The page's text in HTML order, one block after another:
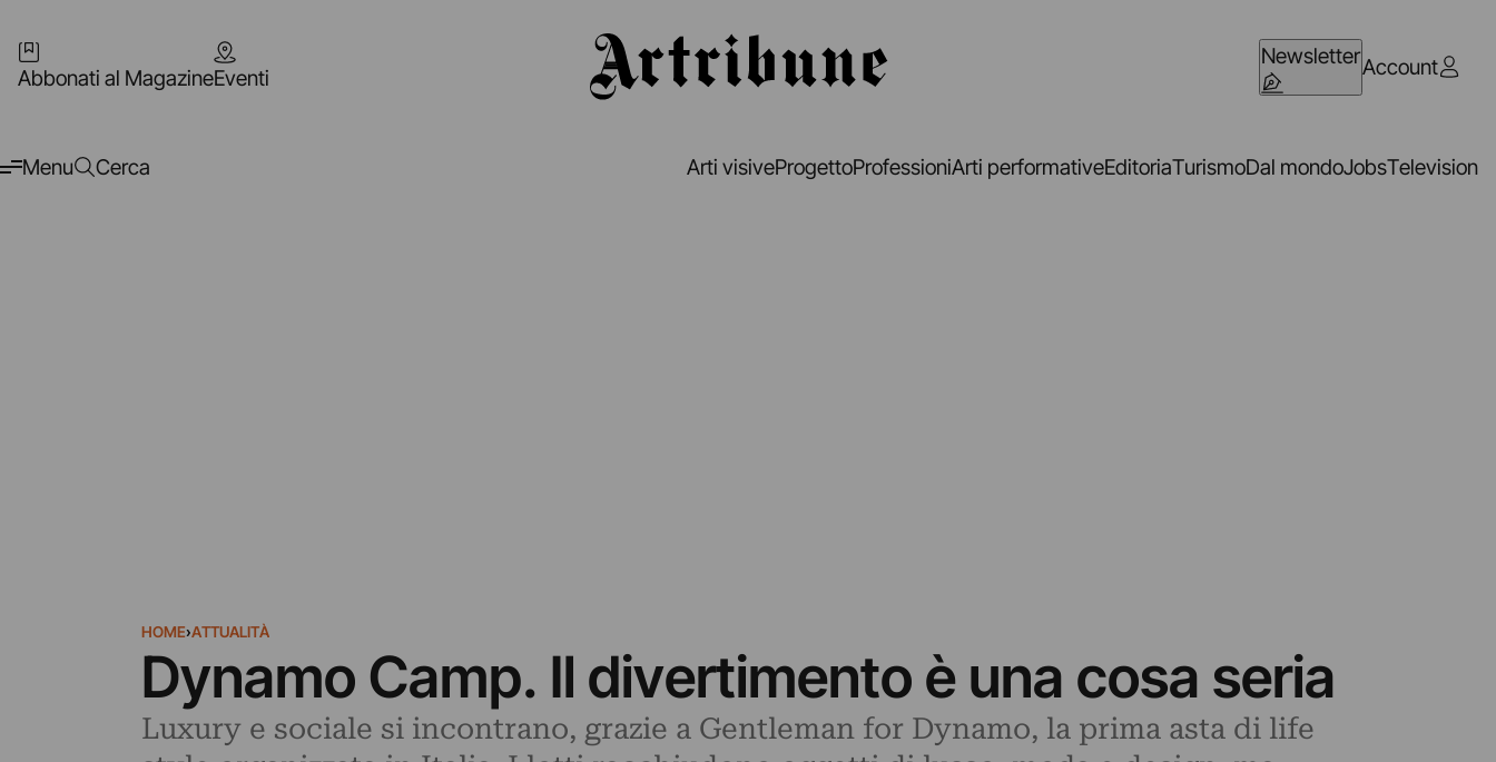
Abbonati al MagazineEventi
NewsletterAccount
Menu Cerca Arti visiveProgettoProfessioniArti performativeEditoriaTurismoDal mondoJobsTelevision
HOME›ATTUALITÀ
Dynamo Camp. Il divertimento è una cosa seria
Luxury e sociale si incontrano, grazie a Gentleman for Dynamo, la prima asta di life